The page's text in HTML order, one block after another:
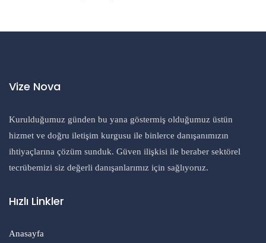
Vize Nova
Kurulduğumuz günden bu yana göstermiş olduğumuz üstün
hizmet ve doğru iletişim kurgusu ile binlerce danışanımızın
ihtiyaçlarına çözüm sunduk. Güven ilişkisi ile beraber sektörel
tecrübemizi siz değerli danışanlarımız için sağlıyoruz.
Hızlı Linkler
Anasayfa